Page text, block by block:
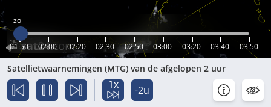
zo
01:50 02:00 02:20 02:30 02:50 03:00 03:20 03:40 03:50
Satellietwaarnemingen (MTG) van de afgelopen 2 uur
1x -2u